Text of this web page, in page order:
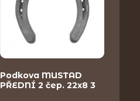
Podkova MUSTAD
PŘEDNÍ 2 čep. 22x8 3